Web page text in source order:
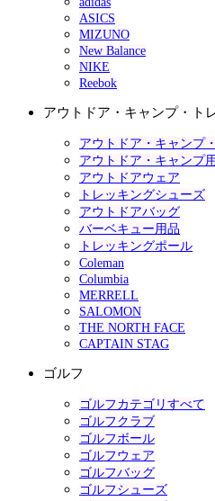
ASICS
MIZUNO
New Balance
NIKE
Reebok
アウトドア・キャンプ・ト
アウトドア・キャンプ
アウトドア・キャンプ
アウトドアウェア
トレッキングシューズ
アウトドアバッグ
バーベキュー用品
トレッキングポール
Coleman
Columbia
MERRELL
SALOMON
THE NORTH FACE
CAPTAIN STAG
ゴルフ
ゴルフカテゴリすべて
ゴルフクラブ
ゴルフボール
ゴルフウェア
ゴルフバッグ
ゴルフシューズ